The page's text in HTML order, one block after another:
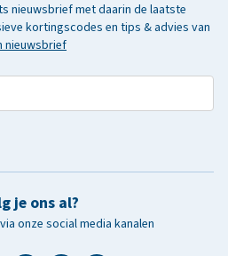
nieuwsbrief met daarin de laatste
kortingscodes en tips & advies van
nieuwsbrief
je ons al?
onze social media kanalen